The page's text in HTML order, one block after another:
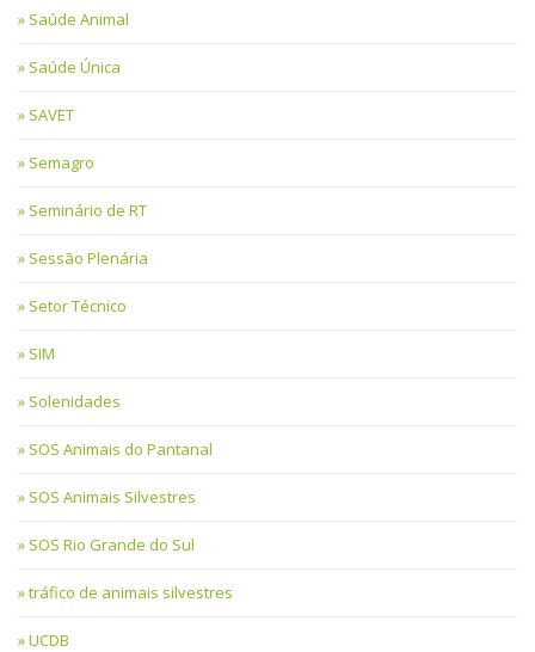
Saúde Animal
Saúde Única
SAVET
Semagro
Seminário de RT
Sessão Plenária
Setor Técnico
SIM
Solenidades
SOS Animais do Pantanal
SOS Animais Silvestres
SOS Rio Grande do Sul
tráfico de animais silvestres
UCDB